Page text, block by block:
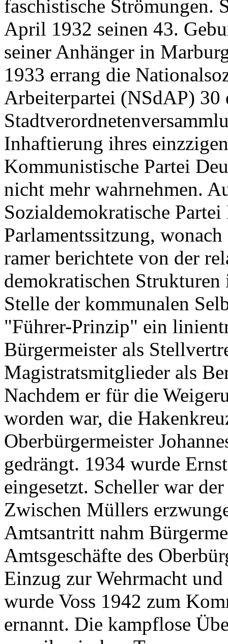
faschistische
April 1932 seinen 43.
seiner Anhänger in
1933 errang die
Arbeiterpartei (NSdAP) 30
Inhaftierung ihres
Kommunistische Partei
nicht mehr wahrnehmen.
Sozialdemokratische
Parlamentssitzung,
ramer berichtete von der
demokratischen
Stelle der kommunalen
"Führer-Prinzip" ein
Bürgermeister als
Magistratsmitglieder als
Nachdem er für die
worden war, die
Oberbürgermeister
gedrängt. 1934 wurde
eingesetzt. Scheller war
Zwischen Müllers
Amtsantritt nahm
Amtsgeschäfte des
Einzug zur Wehrmacht
wurde Voss 1942 zum
ernannt. Die kampflose